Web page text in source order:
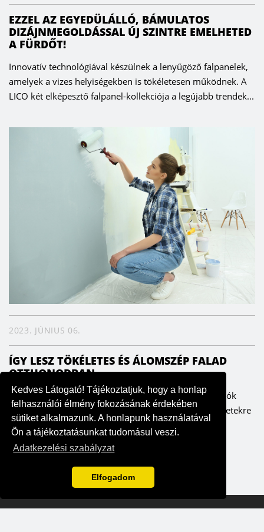
Kedves Látogató! Tájékoztatjuk, hogy a honlap
felhasználói élmény fokozásának érdekében
sütiket alkalmazunk. A honlapunk használatával
Ön a tájékoztatásunkat tudomásul veszi.
Adatkezelési szabályzat
Elfogadom
EZZEL AZ EGYEDÜLÁLLÓ, BÁMULATOS
DIZÁJNMEGOLDÁSSAL ÚJ SZINTRE EMELHETED
A FÜRDŐT!
Innovatív technológiával készülnek a lenyűgöző falpanelek,
amelyek a vizes helyiségekben is tökéletesen működnek. A
LICO két elképesztő falpanel-kollekciója a legújabb trendek...
2023. JÚNIUS 06.
ÍGY LESZ TÖKÉLETES ÉS ÁLOMSZÉP FALAD
OTTHONODBAN
A falak meghatározzák az enteriőrt, ezáltal pedig a lakók
hangulatát is. Fontos ezért, hogy odafigyeljünk a részletekre
– szerencsére költség- és időhatékonyan is ki lehet...